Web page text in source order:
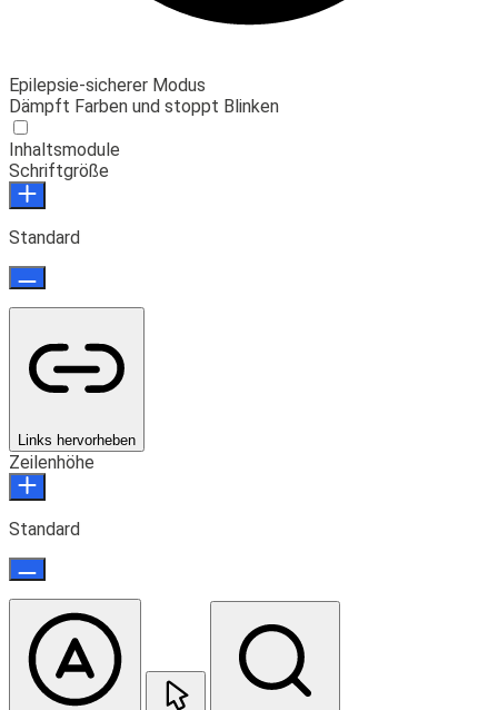
Epilepsie-sicherer Modus
Dämpft Farben und stoppt Blinken
Inhaltsmodule
Schriftgröße
Standard
Links hervorheben
Zeilenhöhe
Standard